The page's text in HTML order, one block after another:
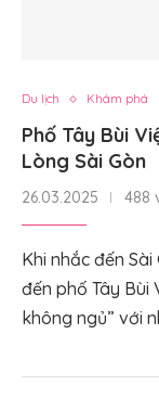
Du lịch Khám phá
Phố Tây Bùi
Lòng Sài Gòn
26.03.2025 488
Khi nhắc đến
đến phố Tây Bùi
không ngủ” với